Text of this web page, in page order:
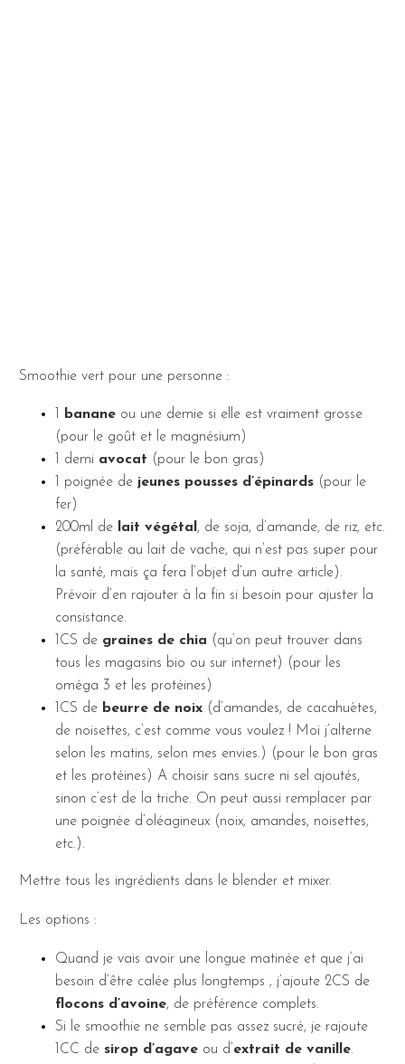
Smoothie vert pour une personne :
1 banane ou une demie si elle est vraiment grosse
(pour le goût et le magnésium)
1 demi avocat (pour le bon gras)
1 poignée de jeunes pousses d’épinards (pour le
fer)
200ml de lait végétal, de soja, d’amande, de riz, etc.
(préférable au lait de vache, qui n’est pas super pour
la santé, mais ça fera l’objet d’un autre article).
Prévoir d’en rajouter à la fin si besoin pour ajuster la
consistance.
1CS de graines de chia (qu’on peut trouver dans
tous les magasins bio ou sur internet) (pour les
oméga 3 et les protéines)
1CS de beurre de noix (d’amandes, de cacahuètes,
de noisettes, c’est comme vous voulez ! Moi j’alterne
selon les matins, selon mes envies.) (pour le bon gras
et les protéines) A choisir sans sucre ni sel ajoutés,
sinon c’est de la triche. On peut aussi remplacer par
une poignée d’oléagineux (noix, amandes, noisettes,
etc.).
Mettre tous les ingrédients dans le blender et mixer.
Les options :
Quand je vais avoir une longue matinée et que j’ai
besoin d’être calée plus longtemps , j’ajoute 2CS de
flocons d’avoine, de préférence complets.
Si le smoothie ne semble pas assez sucré, je rajoute
1CC de sirop d’agave ou d’extrait de vanille.